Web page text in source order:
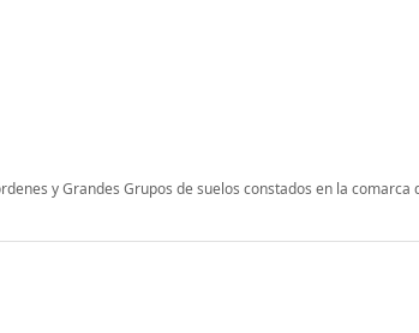
y Grandes Grupos de suelos constados en la comarca